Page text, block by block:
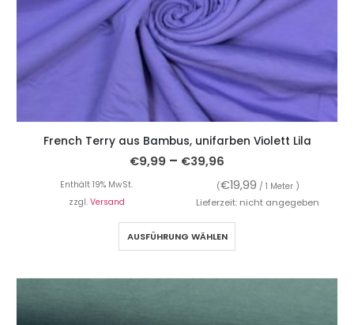
French Terry aus Bambus, unifarben Violett Lila
€9,99 – €39,96
Enthält 19% MwSt. (€19,99 / 1 Meter )
zzgl. Versand Lieferzeit: nicht angegeben
AUSFÜHRUNG WÄHLEN